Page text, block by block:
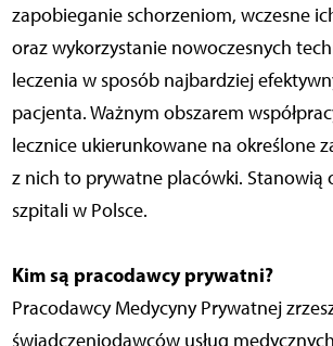
zapobieganie schorzeniom, wczesne
oraz wykorzystanie nowoczesnych
leczenia w sposób najbardziej
pacjenta. Ważnym obszarem
lecznice ukierunkowane na określone
z nich to prywatne placówki. Stanowią
szpitali w Polsce.
Kim są pracodawcy prywatni?
Pracodawcy Medycyny Prywatnej
świadczeniodawców usług